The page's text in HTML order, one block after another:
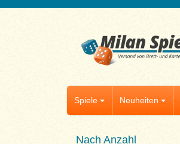
Spiele Neuheiten
Nach Anzahl